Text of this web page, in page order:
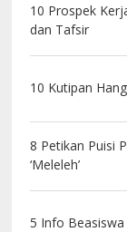
10 Prospek
dan Tafsir
10 Kutipan
8 Petikan Puisi
‘Meleleh’
5 Info